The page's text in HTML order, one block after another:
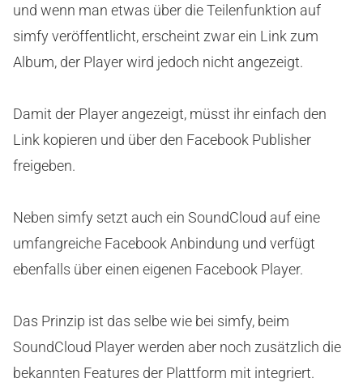
und wenn man etwas über die Teilenfunktion auf
simfy veröffentlicht, erscheint zwar ein Link zum
Album, der Player wird jedoch nicht angezeigt.
Damit der Player angezeigt, müsst ihr einfach den
Link kopieren und über den Facebook Publisher
freigeben.
Neben simfy setzt auch ein SoundCloud auf eine
umfangreiche Facebook Anbindung und verfügt
ebenfalls über einen eigenen Facebook Player.
Das Prinzip ist das selbe wie bei simfy, beim
SoundCloud Player werden aber noch zusätzlich die
bekannten Features der Plattform mit integriert.